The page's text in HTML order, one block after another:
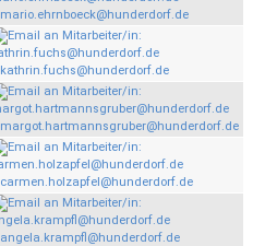
mario.ehrnboeck@hunderdorf.de
kathrin.fuchs@hunderdorf.de
margot.hartmannsgruber@hunderdorf.de
carmen.holzapfel@hunderdorf.de
angela.krampfl@hunderdorf.de